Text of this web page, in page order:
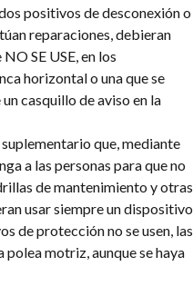
positivos de desconexión o
reparaciones, debieran
SE USE, en los
horizontal o una que se
casquillo de aviso en la
que, mediante
a las personas para que no
de mantenimiento y otras
usar siempre un dispositivo
de protección no se usen, las
motriz, aunque se haya